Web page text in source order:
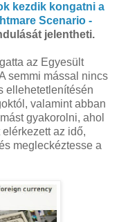
kezdik kongatni a
Scenario -
jelentheti.
az Egyesült
semmi mással nincs
ellehetetlenítésén
valamint abban
gyakorolni, ahol
az idő,
megleckéztesse a